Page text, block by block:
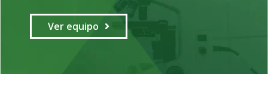
Ver equipo